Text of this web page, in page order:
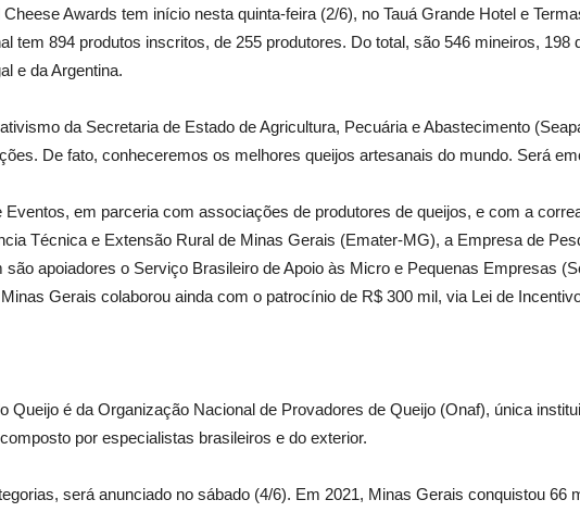
Awards tem início nesta quinta-feira (2/6), no Tauá Grande Hotel e
tem 894 produtos inscritos, de 255 produtores. Do total, são 546 mineiros,
e da Argentina.
da Secretaria de Estado de Agricultura, Pecuária e Abastecimento
De fato, conheceremos os melhores queijos artesanais do mundo. Será
em parceria com associações de produtores de queijos, e com a
Técnica e Extensão Rural de Minas Gerais (Emater-MG), a Empresa de
apoiadores o Serviço Brasileiro de Apoio às Micro e Pequenas Empresas
Gerais colaborou ainda com o patrocínio de R$ 300 mil, via Lei de
Queijo é da Organização Nacional de Provadores de Queijo (Onaf), única
por especialistas brasileiros e do exterior.
será anunciado no sábado (4/6). Em 2021, Minas Gerais conquistou 66